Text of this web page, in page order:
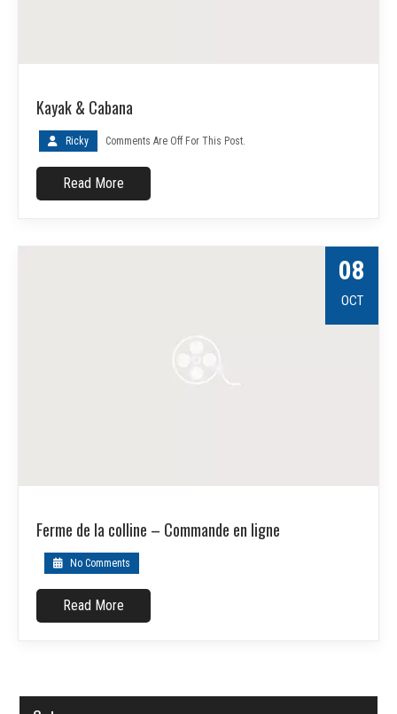
Kayak & Cabana
Ricky Comments Are Off For This Post.
Read More
08
OCT
Ferme de la colline – Commande en ligne
No Comments
Read More